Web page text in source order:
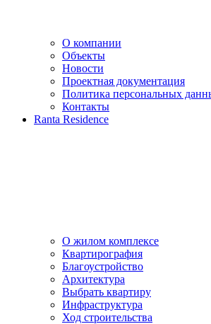
О компании
Объекты
Новости
Проектная документация
Политика персональных
Контакты
Ranta Residence
О жилом комплексе
Квартирография
Благоустройство
Архитектура
Выбрать квартиру
Инфраструктура
Ход строительства